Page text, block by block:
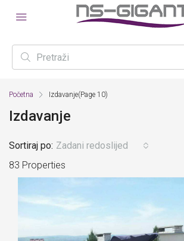
Početna Izdavanje(Page 10)
Izdavanje
83 Properties
Sortiraj po: Zadani redoslijed